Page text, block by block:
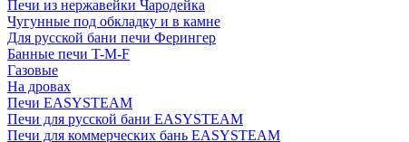
Печи из нержавейки Чародейка
Чугунные под обкладку и в камне
Для русской бани печи Ферингер
Банные печи T-M-F
Газовые
На дровах
Печи EASYSTEAM
Печи для русской бани EASYSTEAM
Печи для коммерческих бань EASYSTEAM